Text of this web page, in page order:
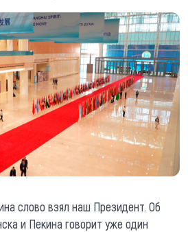
слово взял наш Президент. Об
и Пекина говорит уже один